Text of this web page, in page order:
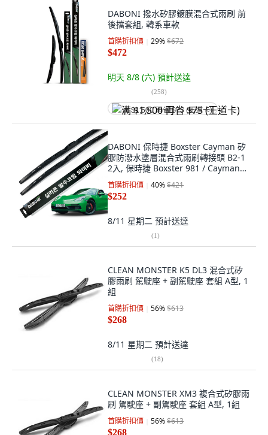
DABONI 撥水矽膠鍍膜混合式雨刷 前
後擋套組, 韓系車款
首購折扣價 29%$672
$472
明天 8/8 (六) 預計送達
(258)
满 $1,500 再省 $75 (王道卡)
DABONI 保時捷 Boxster Cayman 矽
膠防潑水塗層混合式雨刷轉接頭 B2-1
2入, 保時捷 Boxster 981 / Cayman
718 2017年後
首購折扣價 40%$421
$252
8/11 星期二 預計送達
(1)
CLEAN MONSTER K5 DL3 混合式矽
膠雨刷 駕駛座 + 副駕駛座 套組 A型, 1
組
首購折扣價 56%$613
$268
8/11 星期二 預計送達
(18)
CLEAN MONSTER XM3 複合式矽膠雨
刷 駕駛座 + 副駕駛座 套組 A型, 1組
首購折扣價 56%$613
$268